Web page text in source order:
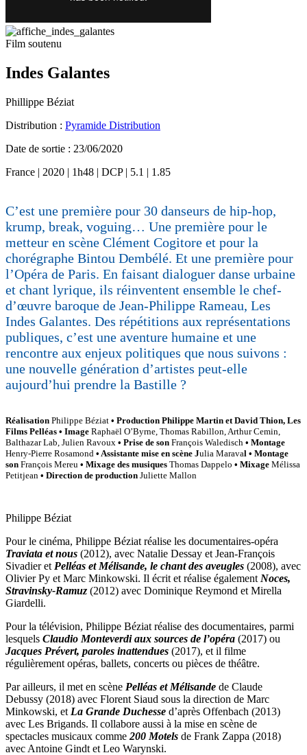
Film soutenu
Indes Galantes
Phillippe Béziat
Distribution : Pyramide Distribution
Date de sortie : 23/06/2020
France | 2020 | 1h48 | DCP | 5.1 | 1.85
C’est une première pour 30 danseurs de hip-hop,
krump, break, voguing… Une première pour le
metteur en scène Clément Cogitore et pour la
chorégraphe Bintou Dembélé. Et une première pour
l’Opéra de Paris. En faisant dialoguer danse urbaine
et chant lyrique, ils réinventent ensemble le chef-
d’œuvre baroque de Jean-Philippe Rameau, Les
Indes Galantes. Des répétitions aux représentations
publiques, c’est une aventure humaine et une
rencontre aux enjeux politiques que nous suivons :
une nouvelle génération d’artistes peut-elle
aujourd’hui prendre la Bastille ?
Réalisation Philippe Béziat • Production Philippe Martin et David Thion, Les
Films Pelléas • Image Raphaël O’Byrne, Thomas Rabillon, Arthur Cemin,
Balthazar Lab, Julien Ravoux • Prise de son François Waledisch • Montage
Henry-Pierre Rosamond • Assistante mise en scène Julia Maraval • Montage
son François Mereu • Mixage des musiques Thomas Dappelo • Mixage Mélissa
Petitjean • Direction de production Juliette Mallon
Philippe Béziat
Pour le cinéma, Philippe Béziat réalise les documentaires-opéra
Traviata et nous (2012), avec Natalie Dessay et Jean-François
Sivadier et Pelléas et Mélisande, le chant des aveugles (2008), avec
Olivier Py et Marc Minkowski. Il écrit et réalise également Noces,
Stravinsky-Ramuz (2012) avec Dominique Reymond et Mirella
Giardelli.
Pour la télévision, Philippe Béziat réalise des documentaires, parmi
lesquels Claudio Monteverdi aux sources de l’opéra (2017) ou
Jacques Prévert, paroles inattendues (2017), et il filme
régulièrement opéras, ballets, concerts ou pièces de théâtre.
Par ailleurs, il met en scène Pelléas et Mélisande de Claude
Debussy (2018) avec Florent Siaud sous la direction de Marc
Minkowski, et La Grande Duchesse d’après Offenbach (2013)
avec Les Brigands. Il collabore aussi à la mise en scène de
spectacles musicaux comme 200 Motels de Frank Zappa (2018)
avec Antoine Gindt et Leo Warynski.